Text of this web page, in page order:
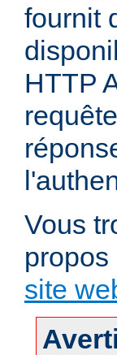
fournit
HTTP
Vous
site